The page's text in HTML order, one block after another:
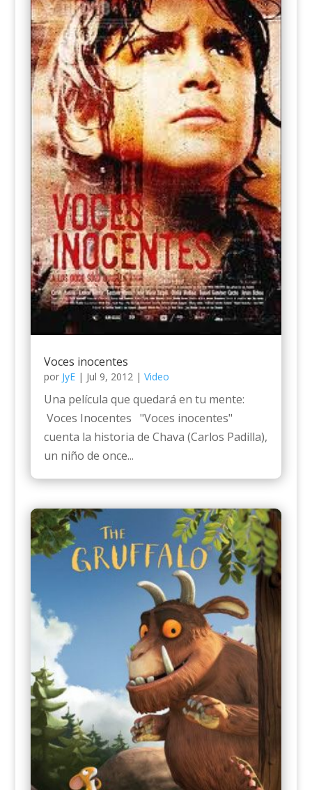
Voces inocentes
por JyE| Jul 9, 2012 | Video
Una película que quedará en tu mente:
Voces Inocentes "Voces inocentes"
cuenta la historia de Chava (Carlos Padilla),
un niño de once...